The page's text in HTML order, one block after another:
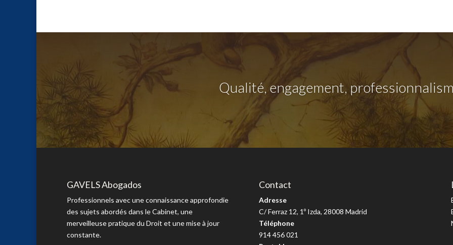
Qualité, engagement,
GAVELS Abogados
Professionnels avec une connaissance approfondie
des sujets abordés dans le Cabinet, une
merveilleuse pratique du Droit et une mise à jour
constante.
Contact
Adresse
C/ Ferraz 12, 1º Izda, 28008 Madrid
Téléphone
914 456 021